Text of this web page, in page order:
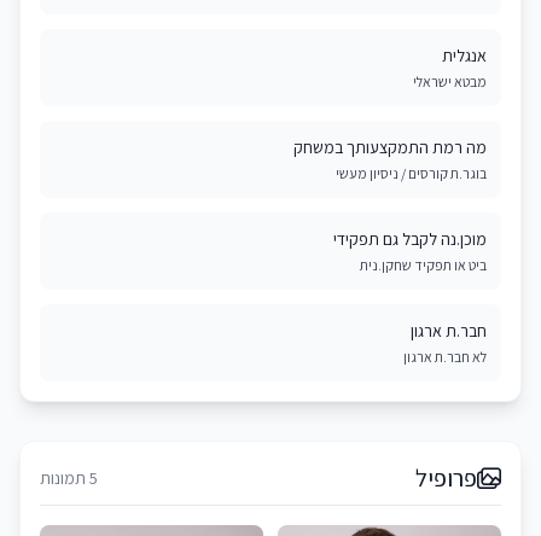
אנגלית
מבטא ישראלי
מה רמת התמקצעותך במשחק
בוגר.ת קורסים / ניסיון מעשי
מוכן.נה לקבל גם תפקידי
ביט או תפקיד שחקן.נית
חבר.ת ארגון
לא חבר.ת ארגון
פרופיל 5 תמונות